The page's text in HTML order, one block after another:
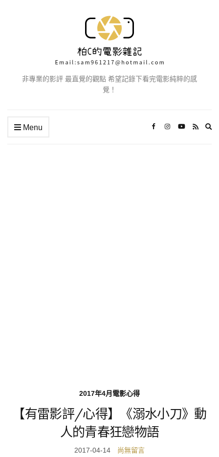
非專業的影評 最直覺的觀點 希望記錄下看完電影純粹的感
覺！
Menu
2017年4月電影心得
【有雷影評/心得】《溺水小刀》動
人的青春狂戀物語
2017-04-14 尚無留言